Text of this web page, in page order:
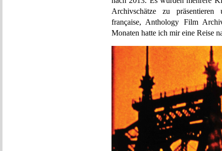
Archivschätze zu präsentieren
française, Anthology Film
Monaten hatte ich mir eine Reise